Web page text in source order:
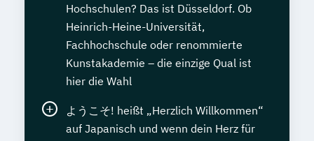
Hochschulen? Das ist Düsseldorf. Ob
Heinrich-Heine-Universität,
Fachhochschule oder renommierte
Kunstakademie – die einzige Qual ist
hier die Wahl
ようこそ! heißt „Herzlich Willkommen“
auf Japanisch und wenn dein Herz für